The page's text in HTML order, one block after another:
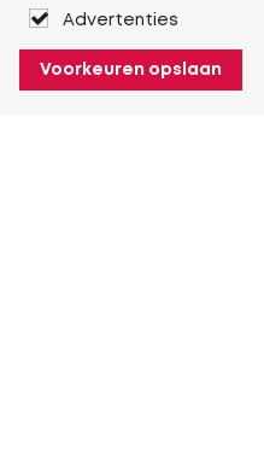
Advertenties
Voorkeuren opslaan